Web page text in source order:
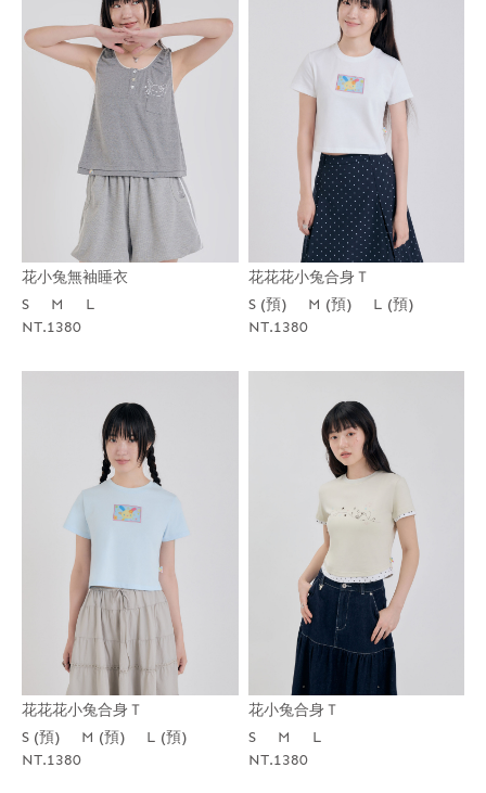
花小兔無袖睡衣
S
M
L
NT.1380
花花花小兔合身Ｔ
S (預)
M (預)
L (預)
NT.1380
花花花小兔合身Ｔ
S (預)
M (預)
L (預)
NT.1380
花小兔合身Ｔ
S
M
L
NT.1380